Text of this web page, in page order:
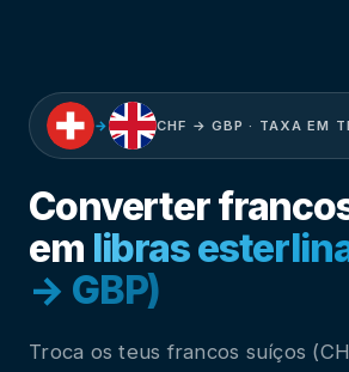
→ CHF → GBP · TAXA EM
Converter
em libras
→ GBP)
Troca os teus francos suíços